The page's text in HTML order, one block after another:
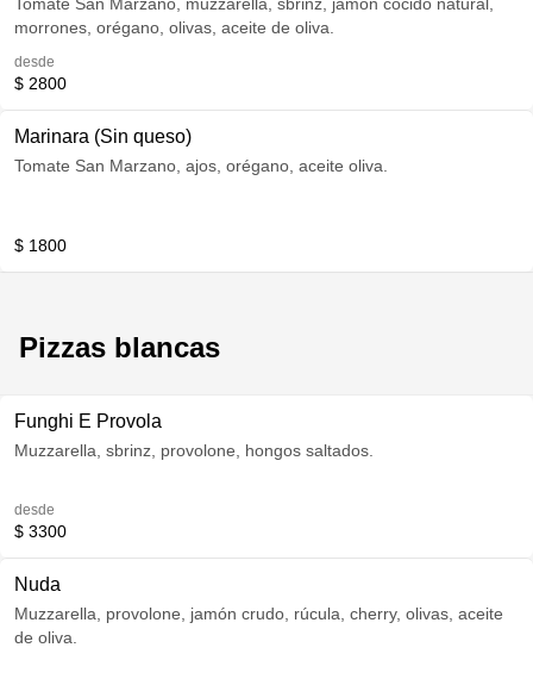
morrones, orégano, olivas, aceite de oliva.
desde
$ 2800
Marinara (Sin queso)
Tomate San Marzano, ajos, orégano, aceite oliva.
$ 1800
Pizzas blancas
Funghi E Provola
Muzzarella, sbrinz, provolone, hongos saltados.
desde
$ 3300
Nuda
Muzzarella, provolone, jamón crudo, rúcula, cherry, olivas, aceite
de oliva.